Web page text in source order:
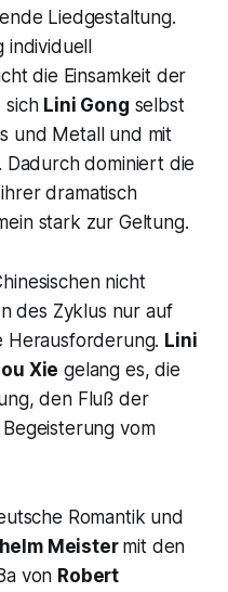
Liedgestaltung.
individuell
die Einsamkeit der
sich Lini Gong selbst
und Metall und mit
Dadurch dominiert die
dramatisch
stark zur Geltung.
nicht
des Zyklus nur auf
Herausforderung. Lini
Xie gelang es, die
den Fluß der
vom
Romantik und
Meister mit den
von Robert